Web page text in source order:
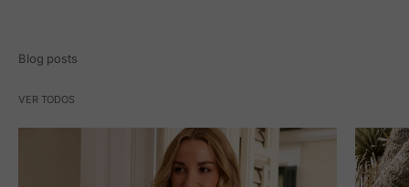
Blog posts
VER TODOS